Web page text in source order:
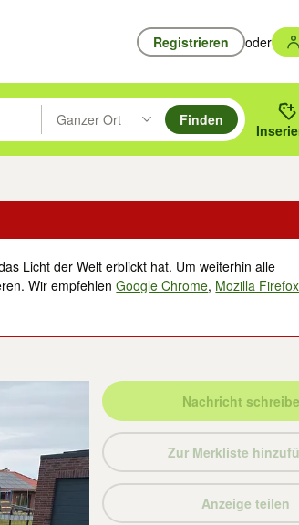
Registrieren oder
nach oben/unten durchsuchen und mit
Eingabetaste drücken um zu suchen, oder
Ganzer Ort
Suche im Umkreis des gewählten Orts oder
Finden
Licht der Welt erblickt hat. Um weiterhin alle
Wir empfehlenGoogle Chrome, Mozilla Firefox
Nachricht
Zur Merkliste
Anzeige teilen